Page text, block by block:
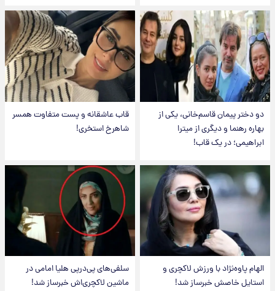
دو دختر پیمان قاسم‌خانی، یکی از
بهاره رهنما و دیگری از میترا
ابراهیمی؛ در یک قاب!
قاب عاشقانه و پست متفاوت همسر
شاهرخ استخری!
الهام پاوه‌نژاد با ورزش لاکچری و
استایل خاصش خبرساز شد!
سلفی‌های پی‌درپی هلیا امامی در
ماشین لاکچری‌اش خبرساز شد!